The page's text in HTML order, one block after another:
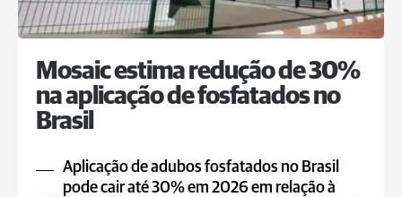
Mosaic estima redução de 30%
na aplicação de fosfatados no
Brasil
Aplicação de adubos fosfatados no Brasil
pode cair até 30% em 2026 em relação à